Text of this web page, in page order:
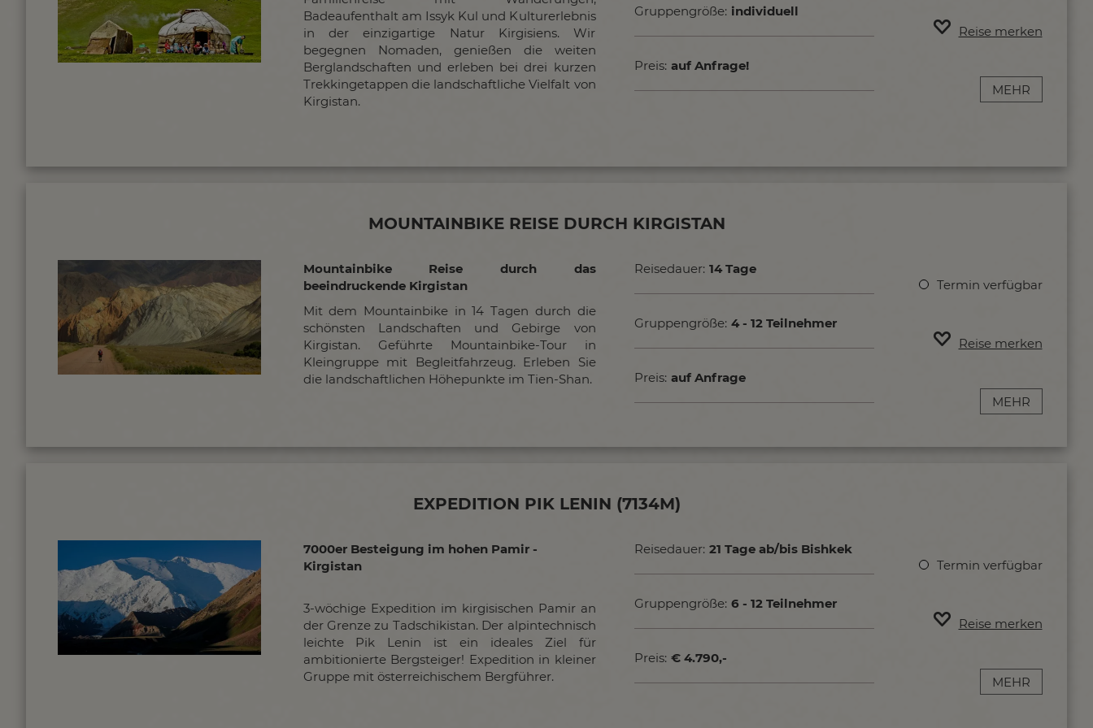
Badeaufenthalt am Issyk Kul und Kulturerlebnis
in der einzigartige Natur Kirgisiens. Wir
begegnen Nomaden, genießen die weiten
Berglandschaften und erleben bei drei kurzen
Trekkingetappen die landschaftliche Vielfalt von
Kirgistan.
Gruppengröße: individuell
Preis: auf Anfrage!
Reise merken
MEHR
MOUNTAINBIKE REISE DURCH KIRGISTAN
Mountainbike Reise durch das
beeindruckende Kirgistan
Mit dem Mountainbike in 14 Tagen durch die
schönsten Landschaften und Gebirge von
Kirgistan. Geführte Mountainbike-Tour in
Kleingruppe mit Begleitfahrzeug. Erleben Sie
die landschaftlichen Höhepunkte im Tien-Shan.
Reisedauer: 14 Tage
Gruppengröße: 4 - 12 Teilnehmer
Preis: auf Anfrage
Termin verfügbar
Reise merken
MEHR
EXPEDITION PIK LENIN (7134M)
7000er Besteigung im hohen Pamir -
Kirgistan
3-wöchige Expedition im kirgisischen Pamir an
der Grenze zu Tadschikistan. Der alpintechnisch
leichte Pik Lenin ist ein ideales Ziel für
ambitionierte Bergsteiger! Expedition in kleiner
Gruppe mit österreichischem Bergführer.
Reisedauer: 21 Tage ab/bis Bishkek
Gruppengröße: 6 - 12 Teilnehmer
Preis: € 4.790,-
Termin verfügbar
Reise merken
MEHR